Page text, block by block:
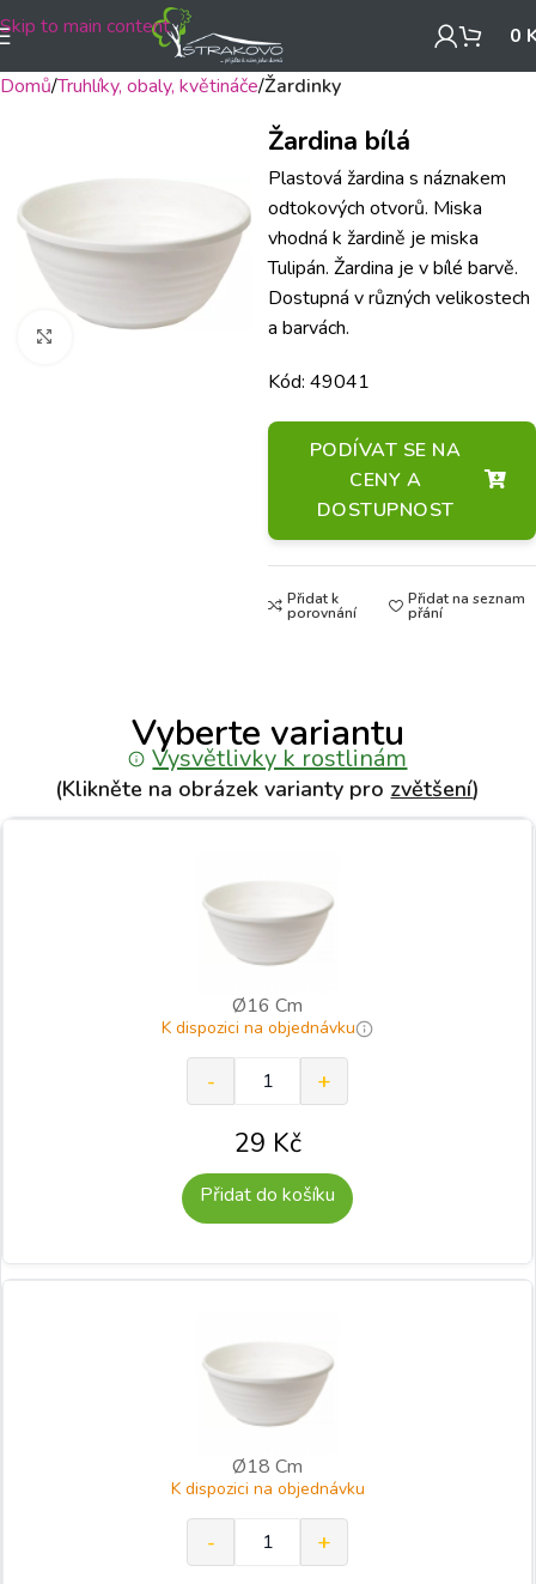
Skip to main content 0
Domů Truhlíky, obaly, květináče Žardinky
Klikněte pro zvětšení
Žardina bílá
Plastová žardina s náznakem
odtokových otvorů. Miska
vhodná k žardině je miska
Tulipán. Žardina je v bílé barvě.
Dostupná v různých velikostech
a barvách.
Kód: 49041
PODÍVAT SE NA
CENY A
DOSTUPNOST
Přidat k
porovnání
Přidat na seznam
přání
Vyberte variantu
Vysvětlivky k rostlinám
(Klikněte na obrázek varianty pro zvětšení)
Ø16 Cm
K dispozici na objednávku
29 Kč
Přidat do košíku
Ø18 Cm
K dispozici na objednávku